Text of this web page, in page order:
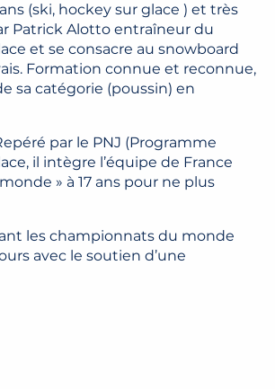
(ski, hockey sur glace ) et très
Patrick Alotto entraîneur du
et se consacre au snowboard
Formation connue et reconnue,
sa catégorie (poussin) en
par le PNJ (Programme
il intègre l’équipe de France
» à 17 ans pour ne plus
les championnats du monde
avec le soutien d’une